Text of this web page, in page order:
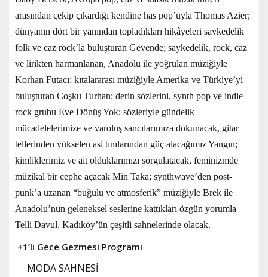
arasından çekip çıkardığı kendine has pop’uyla Thomas Azier;
dünyanın dört bir yanından topladıkları hikâyeleri saykedelik
folk ve caz rock’la buluşturan Gevende; saykedelik, rock, caz
ve lirikten harmanlanan, Anadolu ile yoğrulan müziğiyle
Korhan Futacı; kıtalararası müziğiyle Amerika ve Türkiye’yi
buluşturan Coşku Turhan; derin sözlerini, synth pop ve indie
rock grubu Eve Dönüş Yok; sözleriyle gündelik
mücadelelerimize ve varoluş sancılarımıza dokunacak, gitar
tellerinden yükselen asi tınılarından güç alacağımız Yangın;
kimliklerimiz ve ait olduklarımızı sorgulatacak, feminizmde
müzikal bir cephe açacak Min Taka; synthwave’den post-
punk’a uzanan “buğulu ve atmosferik” müziğiyle Brek ile
Anadolu’nun geleneksel seslerine kattıkları özgün yorumla
Telli Davul, Kadıköy’ün çeşitli sahnelerinde olacak.
+1’li Gece Gezmesi Programı
MODA SAHNESİ